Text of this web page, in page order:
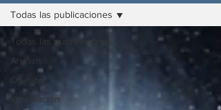
Todas las publicaciones
Análisis
Opinión
Información
Todas las publicaciones